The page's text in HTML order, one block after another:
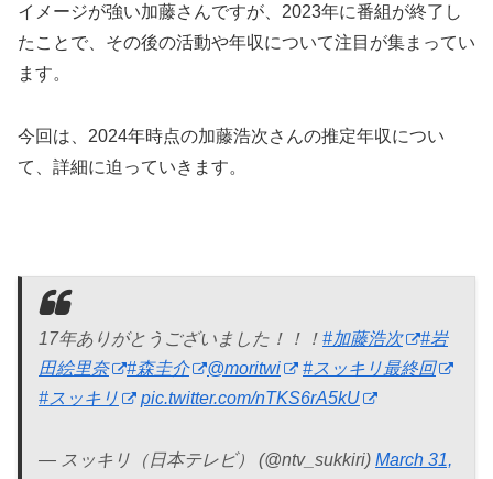
イメージが強い加藤さんですが、2023年に番組が終了し
たことで、その後の活動や年収について注目が集まってい
ます。
今回は、2024年時点の加藤浩次さんの推定年収につい
て、詳細に迫っていきます。
17年ありがとうございました！！！ #加藤浩次
#岩
田絵里奈
#森圭介 @moritwi
#スッキリ最終回
#スッキリ
pic.twitter.com/nTKS6rA5kU
— スッキリ（日本テレビ） (@ntv_sukkiri) March 31,